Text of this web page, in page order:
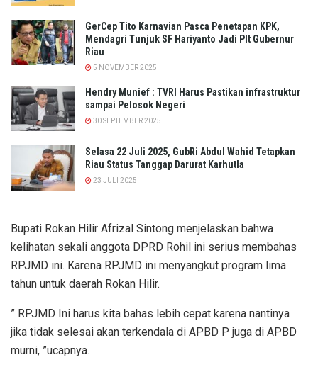
GerCep Tito Karnavian Pasca Penetapan KPK,
Mendagri Tunjuk SF Hariyanto Jadi Plt Gubernur
Riau
5 NOVEMBER 2025
Hendry Munief : TVRI Harus Pastikan infrastruktur
sampai Pelosok Negeri
30 SEPTEMBER 2025
Selasa 22 Juli 2025, GubRi Abdul Wahid Tetapkan
Riau Status Tanggap Darurat Karhutla
23 JULI 2025
Bupati Rokan Hilir Afrizal Sintong menjelaskan bahwa
kelihatan sekali anggota DPRD Rohil ini serius membahas
RPJMD ini. Karena RPJMD ini menyangkut program lima
tahun untuk daerah Rokan Hilir.
” RPJMD Ini harus kita bahas lebih cepat karena nantinya
jika tidak selesai akan terkendala di APBD P juga di APBD
murni, ”ucapnya.